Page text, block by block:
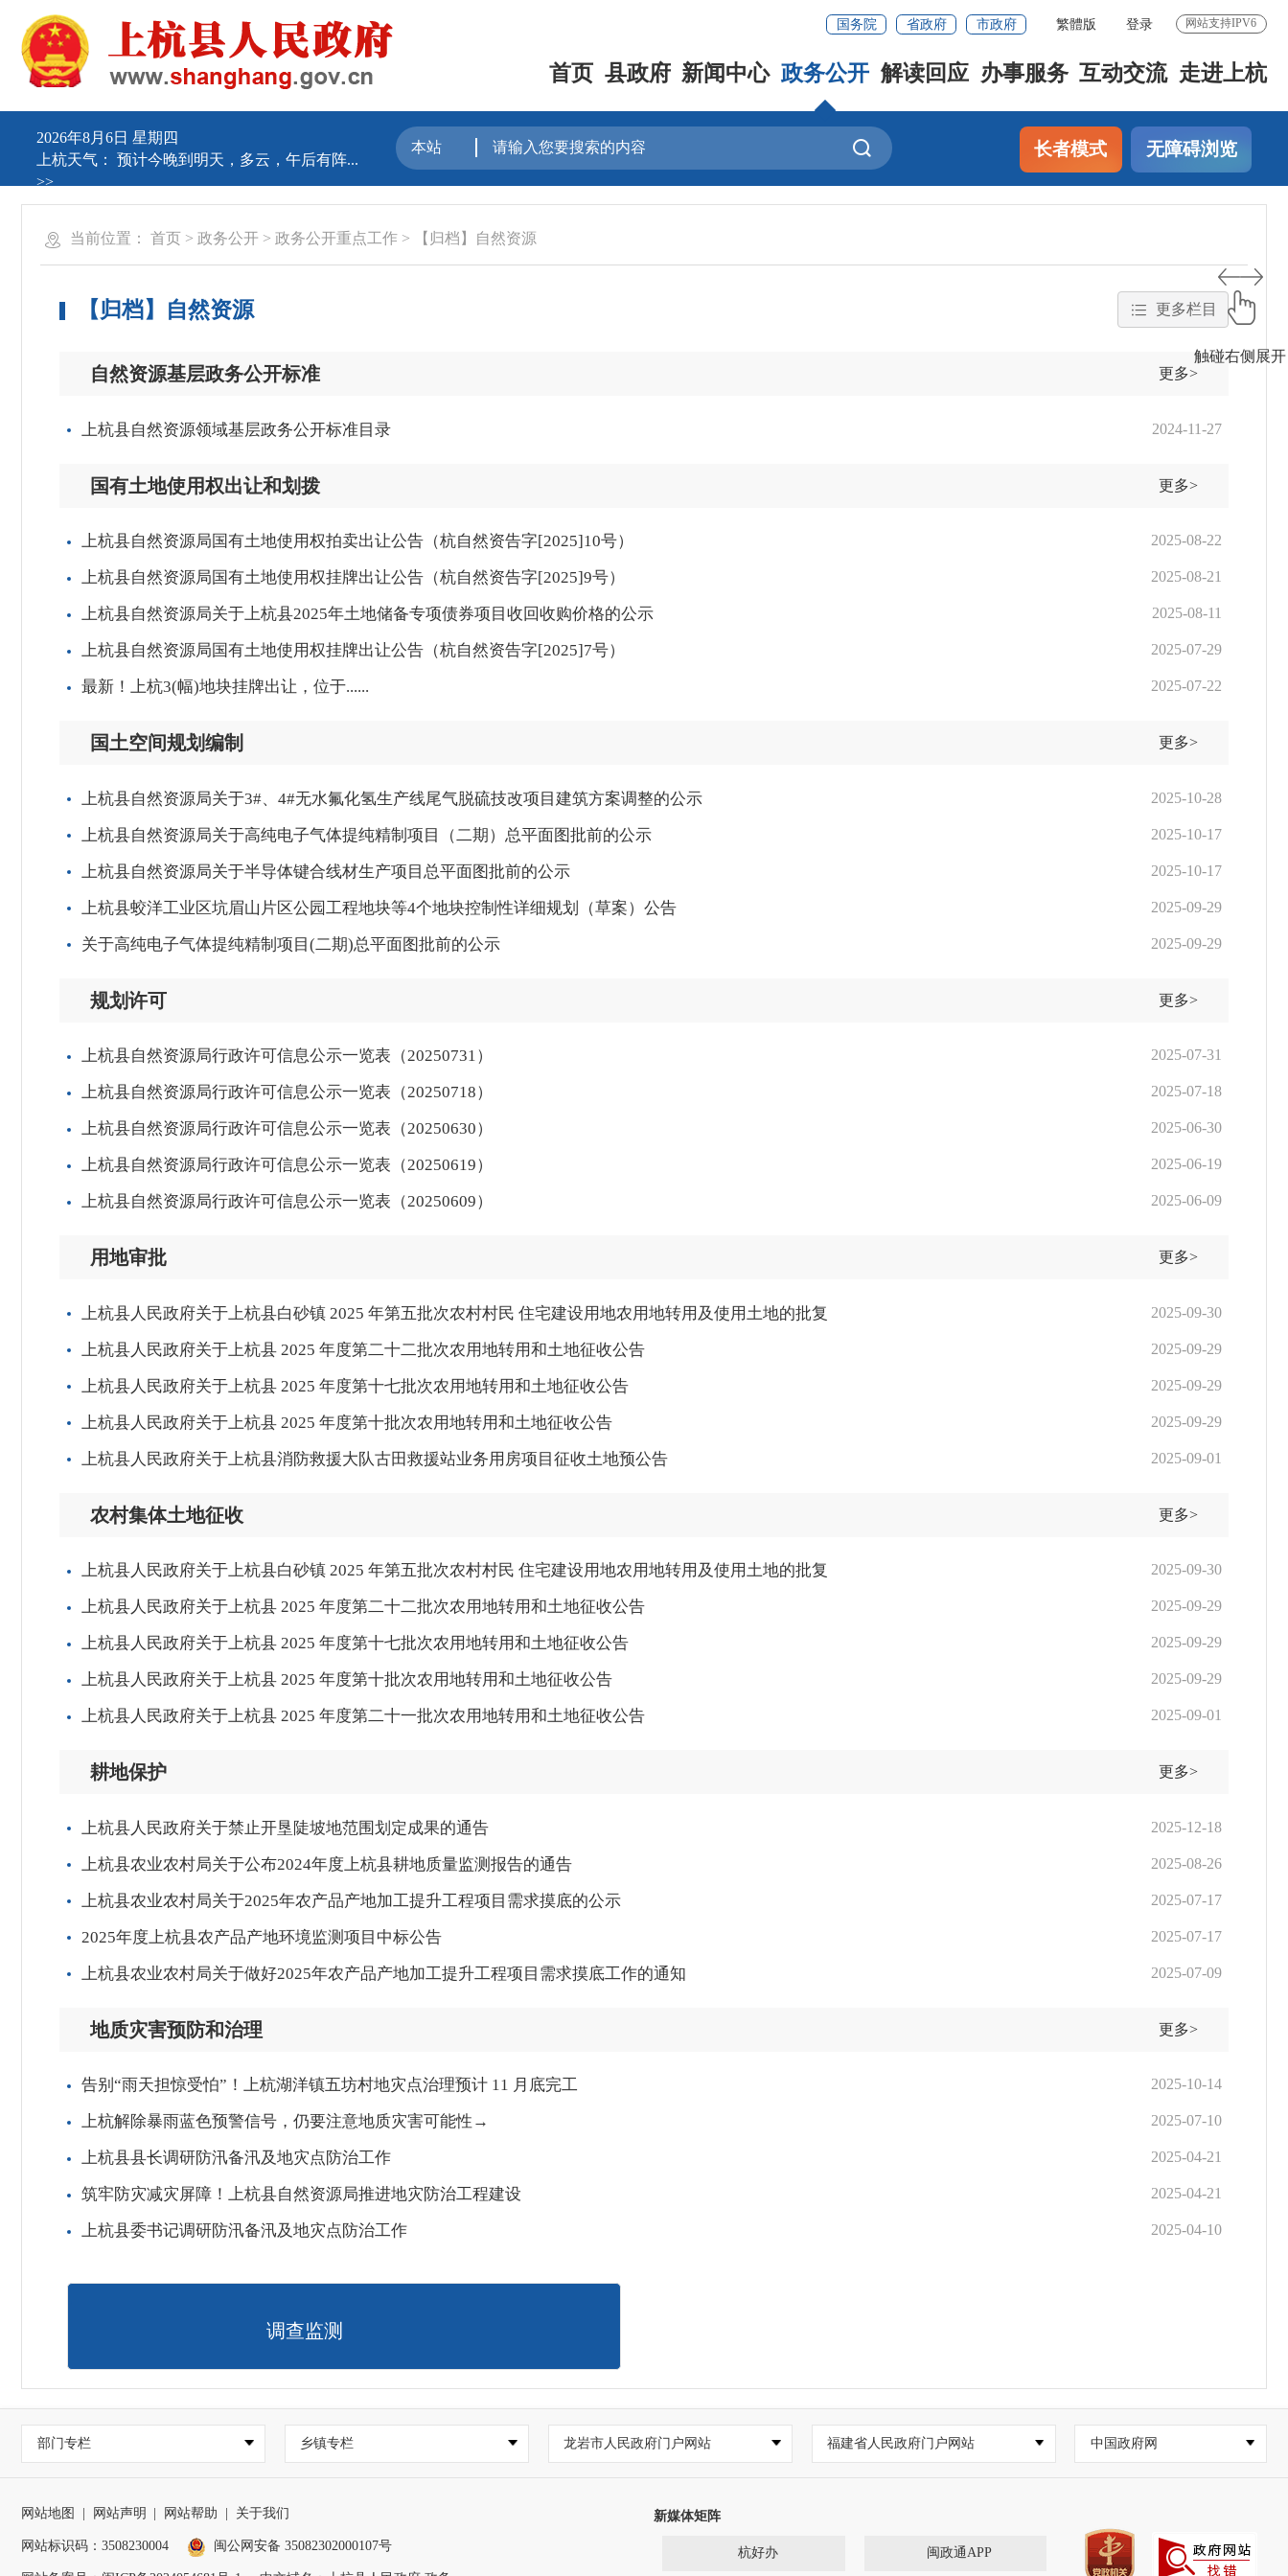
国务院 省政府 市政府 繁體版 登录 网站支持IPV6
首页 县政府 新闻中心 政务公开 解读回应 办事服务 互动交流 走进上杭
2026年8月6日 星期四
上杭天气： 预计今晚到明天，多云，午后有阵...
>>
长者模式 无障碍浏览
当前位置： 首页 > 政务公开 > 政务公开重点工作 > 【归档】自然资源
【归档】自然资源 更多栏目
自然资源基层政务公开标准 更多>
上杭县自然资源领域基层政务公开标准目录 2024-11-27
国有土地使用权出让和划拨 更多>
上杭县自然资源局国有土地使用权拍卖出让公告（杭自然资告字[2025]10号） 2025-08-22
上杭县自然资源局国有土地使用权挂牌出让公告（杭自然资告字[2025]9号） 2025-08-21
上杭县自然资源局关于上杭县2025年土地储备专项债券项目收回收购价格的公示 2025-08-11
上杭县自然资源局国有土地使用权挂牌出让公告（杭自然资告字[2025]7号） 2025-07-29
最新！上杭3(幅)地块挂牌出让，位于...... 2025-07-22
国土空间规划编制 更多>
上杭县自然资源局关于3#、4#无水氟化氢生产线尾气脱硫技改项目建筑方案调整的公示 2025-10-28
上杭县自然资源局关于高纯电子气体提纯精制项目（二期）总平面图批前的公示 2025-10-17
上杭县自然资源局关于半导体键合线材生产项目总平面图批前的公示 2025-10-17
上杭县蛟洋工业区坑眉山片区公园工程地块等4个地块控制性详细规划（草案）公告 2025-09-29
关于高纯电子气体提纯精制项目(二期)总平面图批前的公示 2025-09-29
规划许可 更多>
上杭县自然资源局行政许可信息公示一览表（20250731） 2025-07-31
上杭县自然资源局行政许可信息公示一览表（20250718） 2025-07-18
上杭县自然资源局行政许可信息公示一览表（20250630） 2025-06-30
上杭县自然资源局行政许可信息公示一览表（20250619） 2025-06-19
上杭县自然资源局行政许可信息公示一览表（20250609） 2025-06-09
用地审批 更多>
上杭县人民政府关于上杭县白砂镇 2025 年第五批次农村村民 住宅建设用地农用地转用及使用土地的批复 2025-09-30
上杭县人民政府关于上杭县 2025 年度第二十二批次农用地转用和土地征收公告 2025-09-29
上杭县人民政府关于上杭县 2025 年度第十七批次农用地转用和土地征收公告 2025-09-29
上杭县人民政府关于上杭县 2025 年度第十批次农用地转用和土地征收公告 2025-09-29
上杭县人民政府关于上杭县消防救援大队古田救援站业务用房项目征收土地预公告 2025-09-01
农村集体土地征收 更多>
上杭县人民政府关于上杭县白砂镇 2025 年第五批次农村村民 住宅建设用地农用地转用及使用土地的批复 2025-09-30
上杭县人民政府关于上杭县 2025 年度第二十二批次农用地转用和土地征收公告 2025-09-29
上杭县人民政府关于上杭县 2025 年度第十七批次农用地转用和土地征收公告 2025-09-29
上杭县人民政府关于上杭县 2025 年度第十批次农用地转用和土地征收公告 2025-09-29
上杭县人民政府关于上杭县 2025 年度第二十一批次农用地转用和土地征收公告 2025-09-01
耕地保护 更多>
上杭县人民政府关于禁止开垦陡坡地范围划定成果的通告 2025-12-18
上杭县农业农村局关于公布2024年度上杭县耕地质量监测报告的通告 2025-08-26
上杭县农业农村局关于2025年农产品产地加工提升工程项目需求摸底的公示 2025-07-17
2025年度上杭县农产品产地环境监测项目中标公告 2025-07-17
上杭县农业农村局关于做好2025年农产品产地加工提升工程项目需求摸底工作的通知 2025-07-09
地质灾害预防和治理 更多>
告别“雨天担惊受怕”！上杭湖洋镇五坊村地灾点治理预计 11 月底完工 2025-10-14
上杭解除暴雨蓝色预警信号，仍要注意地质灾害可能性→ 2025-07-10
上杭县县长调研防汛备汛及地灾点防治工作 2025-04-21
筑牢防灾减灾屏障！上杭县自然资源局推进地灾防治工程建设 2025-04-21
上杭县委书记调研防汛备汛及地灾点防治工作 2025-04-10
调查监测
部门专栏 乡镇专栏 龙岩市人民政府门户网站 福建省人民政府门户网站 中国政府网
网站地图 网站声明 网站帮助 关于我们
网站标识码：3508230004 闽公网安备 35082302000107号
新媒体矩阵
杭好办 闽政通APP
触碰右侧展开